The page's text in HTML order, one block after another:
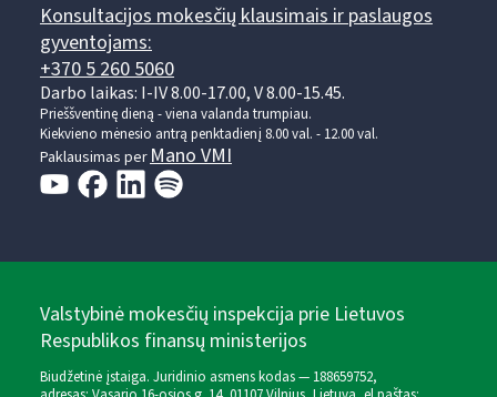
Konsultacijos mokesčių klausimais ir paslaugos
gyventojams:
+370 5 260 5060
Darbo laikas: I-IV 8.00-17.00, V 8.00-15.45.
Prieššventinę dieną - viena valanda trumpiau.
Kiekvieno mėnesio antrą penktadienį 8.00 val. - 12.00 val.
Paklausimas per Mano VMI
Valstybinė mokesčių inspekcija prie Lietuvos
Respublikos finansų ministerijos
Biudžetinė įstaiga. Juridinio asmens kodas — 188659752,